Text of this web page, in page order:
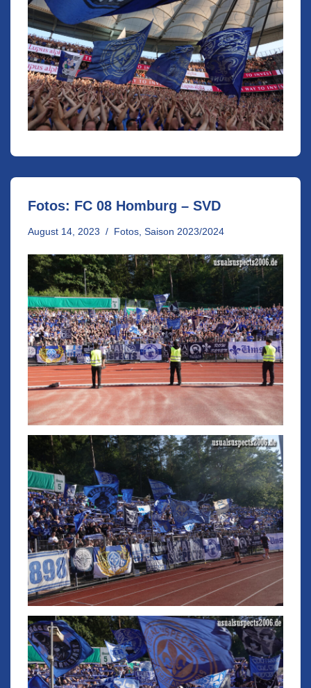
Fotos: FC 08 Homburg – SVD
August 14, 2023 Fotos, Saison 2023/2024